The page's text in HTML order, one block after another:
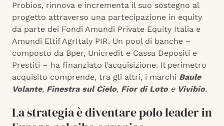
Probios, rinnova e incrementa il suo sostegno al
progetto attraverso una partecipazione in equity
da parte dei Fondi Amundi Private Equity Italia e
Amundi Eltif AgrItaly PIR. Un pool di banche –
composto da Bper, Unicredit e Cassa Depositi e
Prestiti – ha finanziato l’acquisizione. Il perimetro
acquisito comprende, tra gli altri, i marchi Baule
Volante, Finestra sul Cielo, Fior di Loto eVivibio.
La strategia è diventare polo leader in